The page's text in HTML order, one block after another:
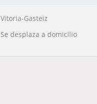
Vitoria-Gasteiz
Se desplaza a domicilio